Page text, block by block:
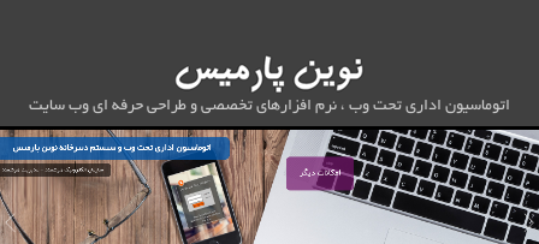
اتوماسیون اداری تحت وب ، نرم افزارهای تخصصی و طراحی حرفه ای وب سایت
اتوماسیون اداری تحت وب و سیستم دبیرخانه نوین پارمیس
سازمان الکترونیک هوشمند - مدیریت هوشمند امکانات دیگر